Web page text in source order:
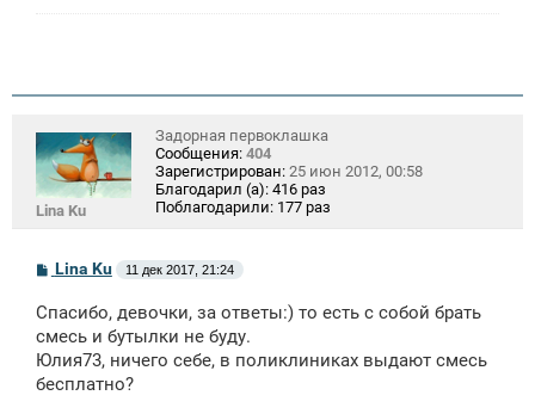
Lina Ku
Задорная первоклашка
Сообщения: 404
Зарегистрирован: 25 июн 2012, 00:58
Благодарил (а): 416 раз
Поблагодарили: 177 раз
С
б
щ
н
и
Lina Ku 11 дек 2017, 21:24
Спасибо, девочки, за ответы:) то есть с собой брать
смесь и бутылки не буду.
Юлия73, ничего себе, в поликлиниках выдают смесь
бесплатно?